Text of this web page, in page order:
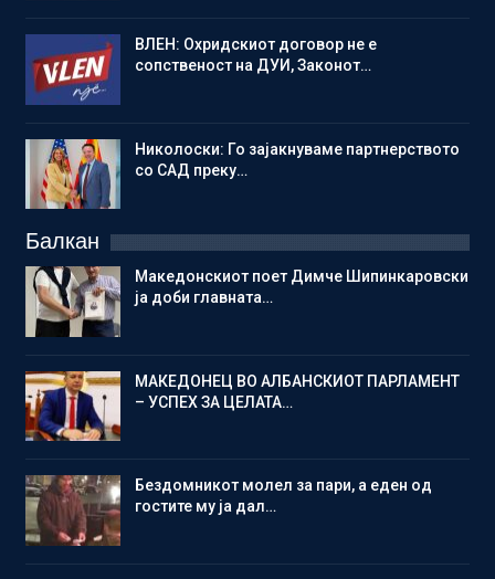
ВЛЕН: Охридскиот договор не е
сопственост на ДУИ, Законот…
Николоски: Го зајакнуваме партнерството
со САД преку…
Балкан
Македонскиот поет Димче Шипинкаровски
ја доби главната…
МАКЕДОНЕЦ ВО АЛБАНСКИОТ ПАРЛАМЕНТ
– УСПЕХ ЗА ЦЕЛАТА…
Бездомникот молел за пари, а еден од
гостите му ја дал…